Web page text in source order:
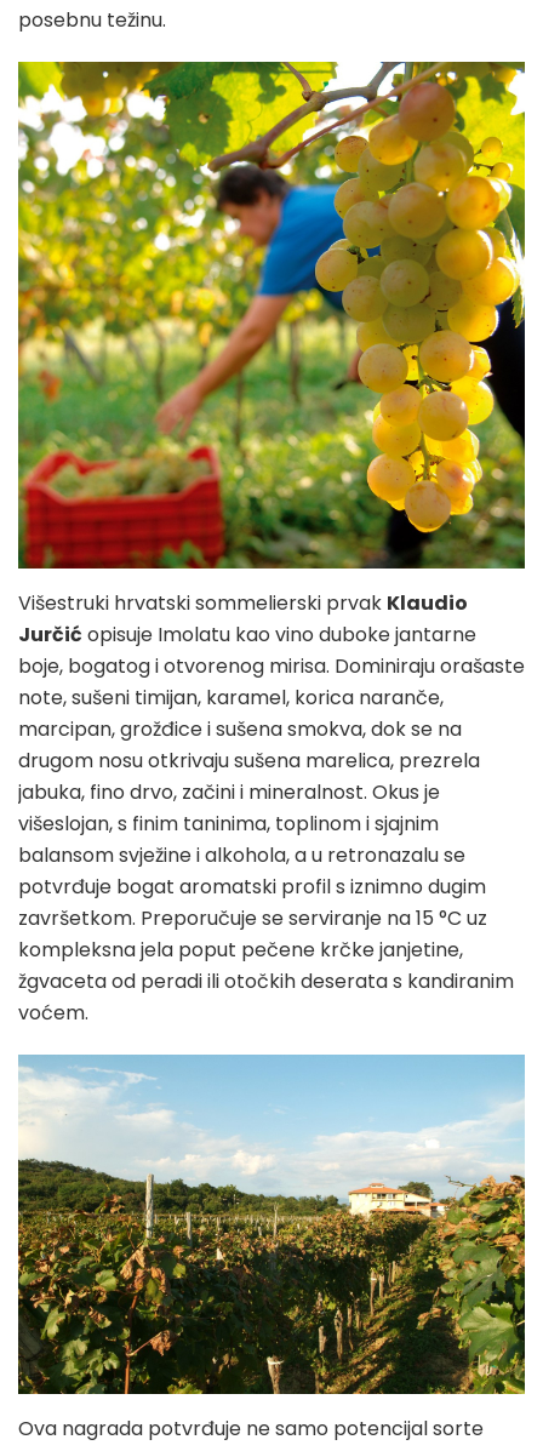
posebnu težinu.
Višestruki hrvatski sommelierski prvak Klaudio
Jurčić opisuje Imolatu kao vino duboke jantarne
boje, bogatog i otvorenog mirisa. Dominiraju orašaste
note, sušeni timijan, karamel, korica naranče,
marcipan, grožđice i sušena smokva, dok se na
drugom nosu otkrivaju sušena marelica, prezrela
jabuka, fino drvo, začini i mineralnost. Okus je
višeslojan, s finim taninima, toplinom i sjajnim
balansom svježine i alkohola, a u retronazalu se
potvrđuje bogat aromatski profil s iznimno dugim
završetkom. Preporučuje se serviranje na 15 °C uz
kompleksna jela poput pečene krčke janjetine,
žgvaceta od peradi ili otočkih deserata s kandiranim
voćem.
Ova nagrada potvrđuje ne samo potencijal sorte